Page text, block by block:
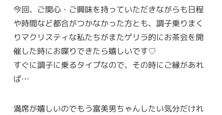
今回、ご関心・ご興味を持っていただきながらも日程
や時間など都合がつかなかった方とも、調子乗りまく
りマクリスティな私たちがまたゲリラ的にお茶会を開
催した時にお喋りできたら嬉しいです♡
すぐに調子に乗るタイプなので、その時にご縁があれ
ば…
満席が嬉しいのでもう富美男ちゃんしたい気分だけれ